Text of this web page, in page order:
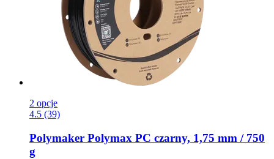
2 opcje
4.5 (39)
Polymaker Polymax PC czarny, 1,75 mm / 750
g